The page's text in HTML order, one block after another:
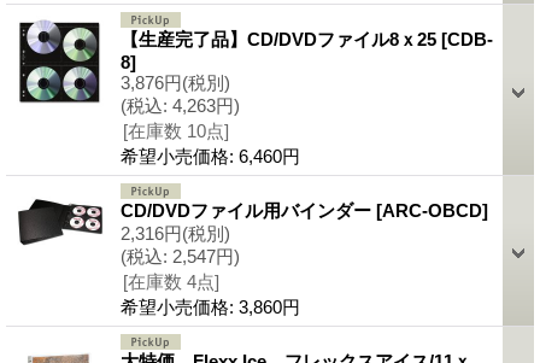
【生産完了品】CD/DVDファイル8ｘ25 [CDB-
8]
3,876円(税別)
(税込: 4,263円)
[在庫数 10点]
希望小売価格: 6,460円
CD/DVDファイル用バインダー [ARC-OBCD]
2,316円(税別)
(税込: 2,547円)
[在庫数 4点]
希望小売価格: 3,860円